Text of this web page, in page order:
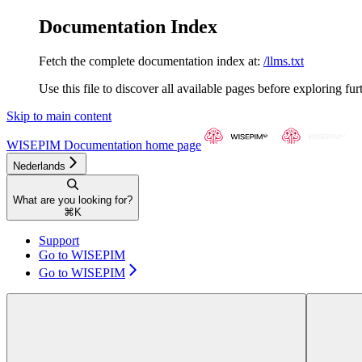
Documentation Index
Fetch the complete documentation index at: /llms.txt
Use this file to discover all available pages before exploring
Skip to main content
WISEPIM Documentation home page
Nederlands
What are you looking for?
⌘ K
Support
Go to WISEPIM
Go to WISEPIM